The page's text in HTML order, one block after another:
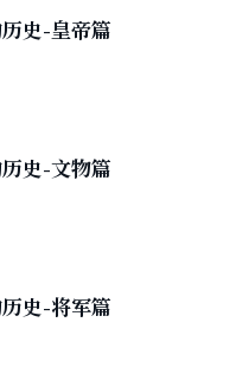
史-皇帝篇
史-文物篇
史-将军篇